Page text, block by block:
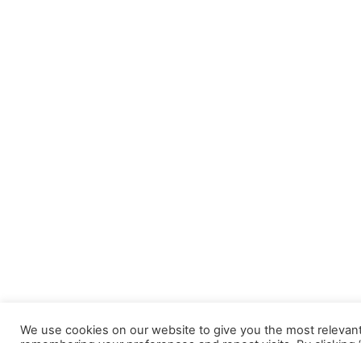
We use cookies on our website to give you the most